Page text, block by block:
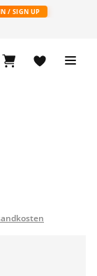
/ SIGN UP